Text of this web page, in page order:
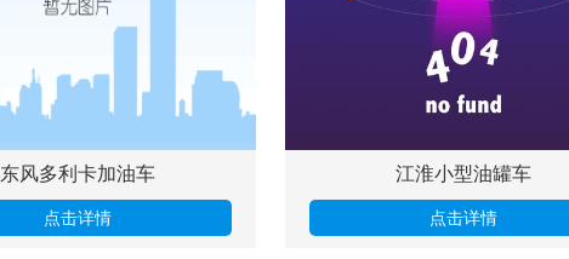
东风多利卡加油车
点击详情
江淮小型油罐车
点击详情